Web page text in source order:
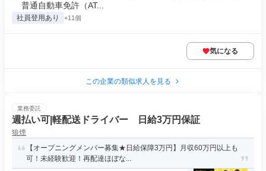
普通自動車免許（AT...
社員登用あり +11個
気になる
この企業の類似求人を見る
業務委託
週払い可|軽配送ドライバー 日給3万円保証
狼煙
【オープニングメンバー募集★日給保障3万円】月収60万円以上も
可！未経験歓迎！再配達ほぼな...